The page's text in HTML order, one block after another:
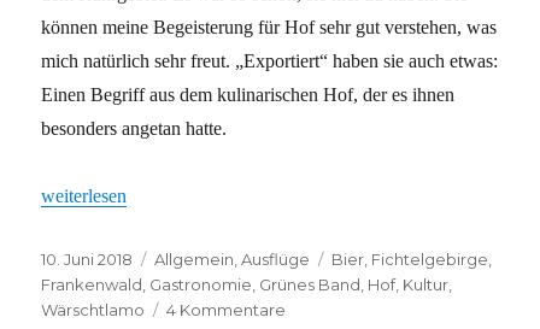
können meine Begeisterung für Hof sehr gut verstehen, was
mich natürlich sehr freut. „Exportiert“ haben sie auch etwas:
Einen Begriff aus dem kulinarischen Hof, der es ihnen
besonders angetan hatte.
„Neue Freunde für Hof“
weiterlesen
Veröffentlicht
am
10. Juni 2018 Kategorien
Allgemein ,Ausflüge Schlagwörter
Bier Fichtelgebirge
Frankenwald Gastronomie Grünes Band Hof, Kultur
Wärschtlamo
4 Kommentare